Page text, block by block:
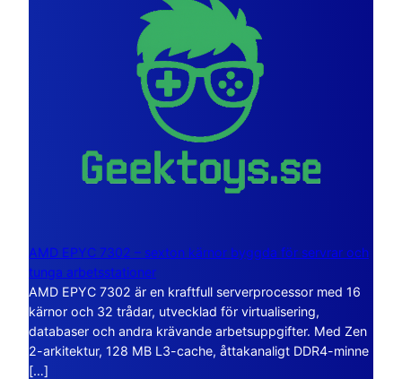
AMD EPYC 7302 – sexton kärnor byggda för servrar och
tunga arbetsstationer
AMD EPYC 7302 är en kraftfull serverprocessor med 16
kärnor och 32 trådar, utvecklad för virtualisering,
databaser och andra krävande arbetsuppgifter. Med Zen
2-arkitektur, 128 MB L3-cache, åttakanaligt DDR4-minne
[…]